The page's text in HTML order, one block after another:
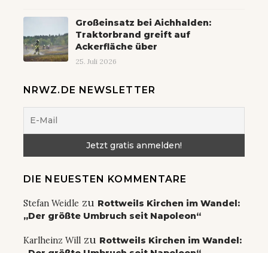
Großeinsatz bei Aichhalden:
Traktorbrand greift auf
Ackerfläche über
25. Juli 2026
NRWZ.DE NEWSLETTER
DIE NEUESTEN KOMMENTARE
Stefan Weidle zu Rottweils Kirchen im Wandel:
„Der größte Umbruch seit Napoleon“
Karlheinz Will zu Rottweils Kirchen im Wandel: